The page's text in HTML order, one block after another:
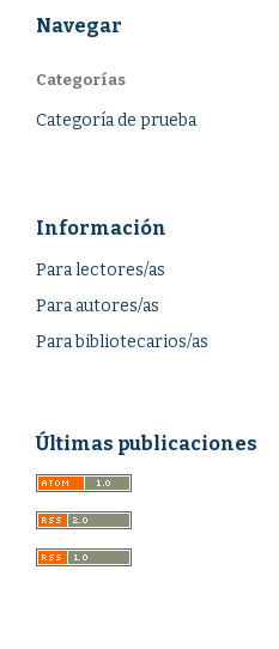
Navegar
Categorías
Categoría de prueba
Información
Para lectores/as
Para autores/as
Para bibliotecarios/as
Últimas publicaciones